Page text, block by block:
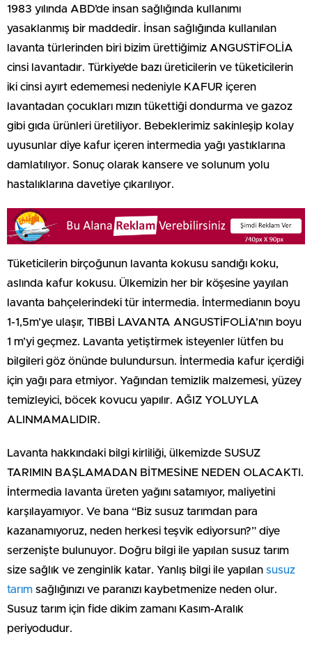
1983 yılında ABD’de insan sağlığında kullanımı
yasaklanmış bir maddedir. İnsan sağlığında kullanılan
lavanta türlerinden biri bizim ürettiğimiz ANGUSTİFOLİA
cinsi lavantadır. Türkiye’de bazı üreticilerin ve tüketicilerin
iki cinsi ayırt edememesi nedeniyle KAFUR içeren
lavantadan çocukları mızın tükettiği dondurma ve gazoz
gibi gıda ürünleri üretiliyor. Bebeklerimiz sakinleşip kolay
uyusunlar diye kafur içeren intermedia yağı yastıklarına
damlatılıyor. Sonuç olarak kansere ve solunum yolu
hastalıklarına davetiye çıkarılıyor.
Tüketicilerin birçoğunun lavanta kokusu sandığı koku,
aslında kafur kokusu. Ülkemizin her bir köşesine yayılan
lavanta bahçelerindeki tür intermedia. İntermedianın boyu
1-1,5m’ye ulaşır, TIBBİ LAVANTA ANGUSTİFOLİA’nın boyu
1 m’yi geçmez. Lavanta yetiştirmek isteyenler lütfen bu
bilgileri göz önünde bulundursun. İntermedia kafur içerdiği
için yağı para etmiyor. Yağından temizlik malzemesi, yüzey
temizleyici, böcek kovucu yapılır. AĞIZ YOLUYLA
ALINMAMALIDIR.
Lavanta hakkındaki bilgi kirliliği, ülkemizde SUSUZ
TARIMIN BAŞLAMADAN BİTMESİNE NEDEN OLACAKTI.
İntermedia lavanta üreten yağını satamıyor, maliyetini
karşılayamıyor. Ve bana “Biz susuz tarımdan para
kazanamıyoruz, neden herkesi teşvik ediyorsun?” diye
serzenişte bulunuyor. Doğru bilgi ile yapılan susuz tarım
size sağlık ve zenginlik katar. Yanlış bilgi ile yapılan susuz
tarım sağlığınızı ve paranızı kaybetmenize neden olur.
Susuz tarım için fide dikim zamanı Kasım-Aralık
periyodudur.